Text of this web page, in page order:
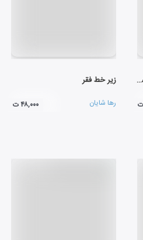
احوالات شخصی ۶: والس های تهران زیر خط فقر
رها شایان ۴۸,۰۰۰ ت